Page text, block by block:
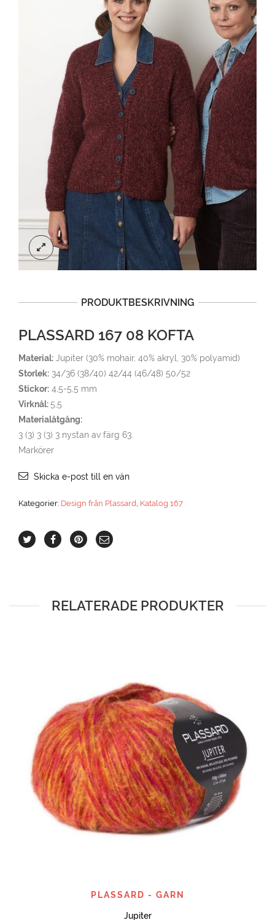
PRODUKTBESKRIVNING
PLASSARD 167 08 KOFTA
Material: Jupiter (30% mohair, 40% akryl, 30% polyamid)
Storlek: 34/36 (38/40) 42/44 (46/48) 50/52
Stickor: 4,5-5,5 mm
Virknål:5,5
Materialåtgång:
3 (3) 3 (3) 3 nystan av färg 63.
Markörer
Skicka e-post till en vän
Kategorier: Design från Plassard Katalog 167
RELATERADE PRODUKTER
PLASSARD - GARN
Jupiter